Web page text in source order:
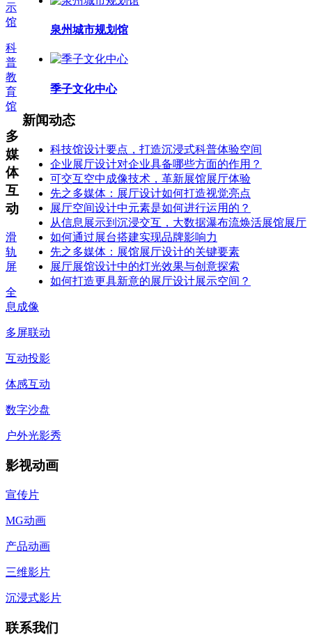
泉州城市规划馆
季子文化中心
新闻动态
科技馆设计要点，打造沉浸式科普体验空间
企业展厅设计对企业具备哪些方面的作用？
可交互空中成像技术，革新展馆展厅体验
先之多媒体：展厅设计如何打造视觉亮点
展厅空间设计中元素是如何进行运用的？
从信息展示到沉浸交互，大数据瀑布流焕活展馆展厅
如何通过展台搭建实现品牌影响力
先之多媒体：展馆展厅设计的关键要素
展厅展馆设计中的灯光效果与创意探索
如何打造更具新意的展厅设计展示空间？
示
馆
科
普
教
育
馆
多
媒
体
互
动
滑
轨
屏
全
息成像
多屏联动
互动投影
体感互动
数字沙盘
户外光影秀
影视动画
宣传片
MG动画
产品动画
三维影片
沉浸式影片
联系我们